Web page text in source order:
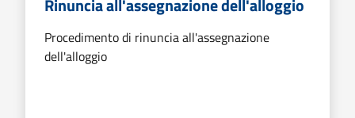
Procedimento di rinuncia all'assegnazione
dell'alloggio